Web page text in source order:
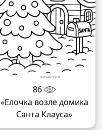
86
«Елочка возле домика
Санта Клауса»